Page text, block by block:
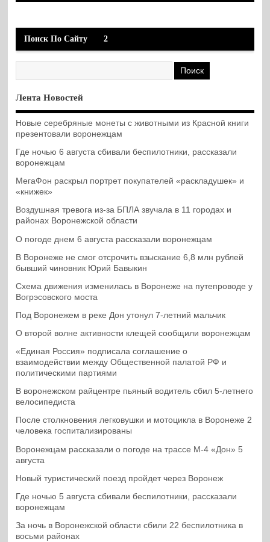
Поиск По Сайту 2
Лента Новостей
Новые серебряные монеты с животными из Красной книги
презентовали воронежцам
Где ночью 6 августа сбивали беспилотники, рассказали
воронежцам
МегаФон раскрыл портрет покупателей «раскладушек» и
«книжек»
Воздушная тревога из-за БПЛА звучала в 11 городах и
районах Воронежской области
О погоде днем 6 августа рассказали воронежцам
В Воронеже не смог отсрочить взыскание 6,8 млн рублей
бывший чиновник Юрий Бавыкин
Схема движения изменилась в Воронеже на путепроводе у
Вогрэсовского моста
Под Воронежем в реке Дон утонул 7-летний мальчик
О второй волне активности клещей сообщили воронежцам
«Единая Россия» подписала соглашение о
взаимодействии между Общественной палатой РФ и
политическими партиями
В воронежском райцентре пьяный водитель сбил 5-летнего
велосипедиста
После столкновения легковушки и мотоцикла в Воронеже 2
человека госпитализированы
Воронежцам рассказали о погоде на трассе М-4 «Дон» 5
августа
Новый туристический поезд пройдет через Воронеж
Где ночью 5 августа сбивали беспилотники, рассказали
воронежцам
За ночь в Воронежской области сбили 22 беспилотника в
восьми районах